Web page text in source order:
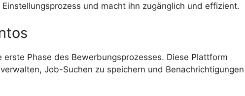
und macht ihn zugänglich und effizient.
erste Phase des Bewerbungsprozesses. Diese Plattform
Job-Suchen zu speichern und